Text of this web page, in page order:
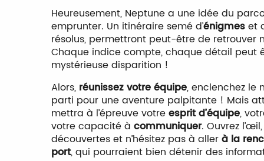
Heureusement, Neptune a une idée du
emprunter. Un itinéraire semé d’énigmeset
résolus, permettront peut-être de retrouver
Chaque indice compte, chaque détail peut
mystérieuse disparition !
Alors, réunissez votre équipe, enclenchez le
parti pour une aventure palpitante ! Mais
mettra à l’épreuve votreesprit d’équipe,
votre capacité à communiquer. Ouvrez
découvertes et n’hésitez pas à allerà la
port, qui pourraient bien détenir des